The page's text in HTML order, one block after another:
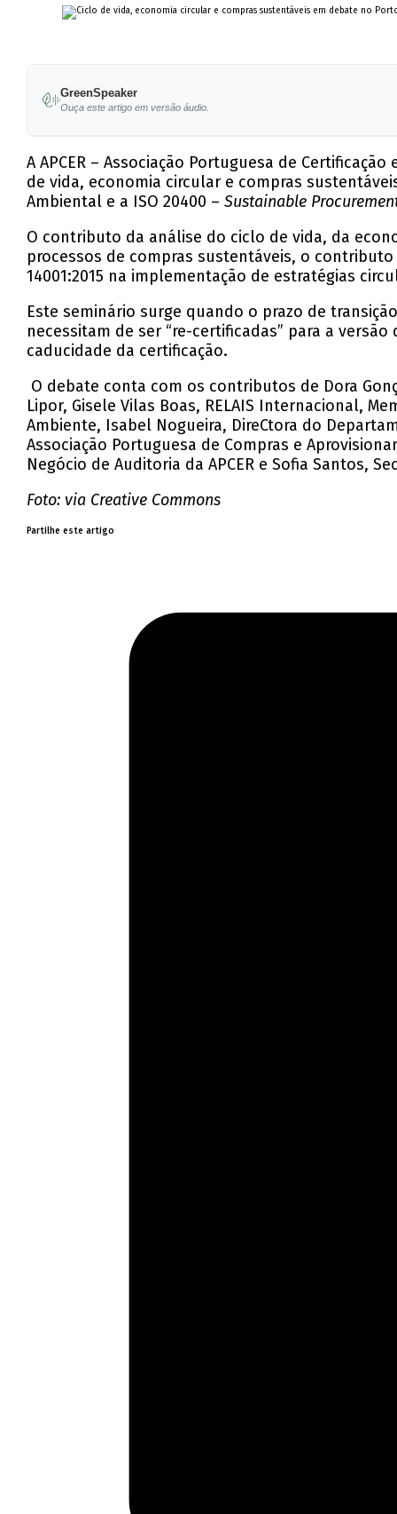
GreenSpeaker
Ouça este artigo em versão áudio.
A APCER – Associação Portuguesa de Certificação
de vida, economia circular e compras
Ambiental e a ISO 20400 –Sustainable
O contributo da análise do ciclo de vida, da
processos de compras sustentáveis, o
14001:2015 na implementação de estratégias
Este seminário surge quando o prazo de
necessitam de ser “re-certificadas” para a
caducidade da certificação.
O debate conta com os contributos de Dora
Lipor, Gisele Vilas Boas, RELAIS Internacional,
Ambiente, Isabel Nogueira, DireCtora do
Associação Portuguesa de Compras e
Negócio de Auditoria da APCER e Sofia Santos,
Foto: via Creative Commons
Partilhe este artigo